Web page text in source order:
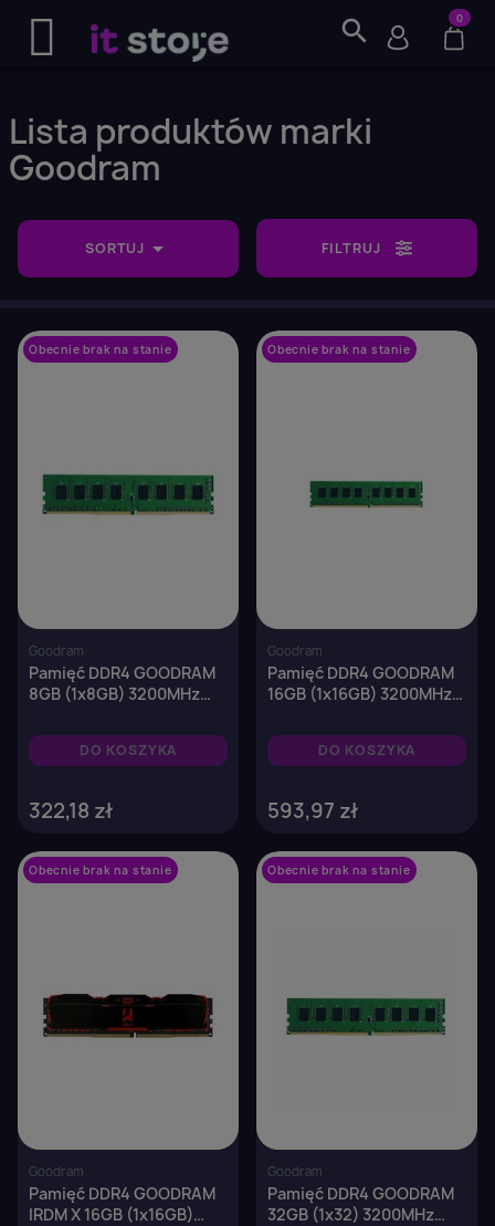
search 0
Lista produktów marki
Goodram
SORTUJ  FILTRUJ
Obecnie brak na stanie
Goodram
Pamięć DDR4 GOODRAM
8GB (1x8GB) 3200MHz
DO KOSZYKA
322,18 zł
Obecnie brak na stanie
Goodram
Pamięć DDR4 GOODRAM
16GB (1x16GB) 3200MHz
DO KOSZYKA
593,97 zł
Obecnie brak na stanie
Goodram
Pamięć DDR4 GOODRAM
IRDM X 16GB (1x16GB)
Obecnie brak na stanie
Goodram
Pamięć DDR4 GOODRAM
32GB (1x32) 3200MHz